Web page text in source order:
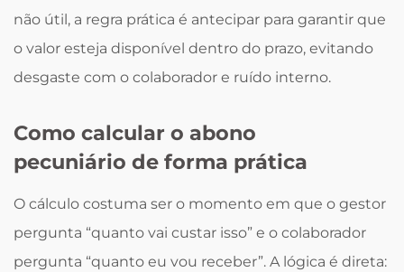
não útil, a regra prática é antecipar para garantir que
o valor esteja disponível dentro do prazo, evitando
desgaste com o colaborador e ruído interno.
Como calcular o abono
pecuniário de forma prática
O cálculo costuma ser o momento em que o gestor
pergunta “quanto vai custar isso” e o colaborador
pergunta “quanto eu vou receber”. A lógica é direta: